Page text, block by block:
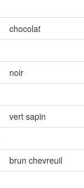
chocolat
noir
vert sapin
brun chevreuil